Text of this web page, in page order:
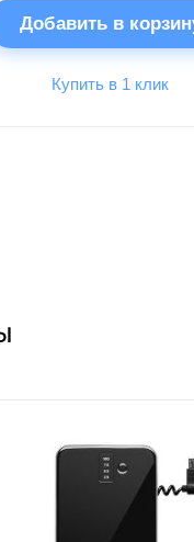
Добавить в
Купить в 1 клик